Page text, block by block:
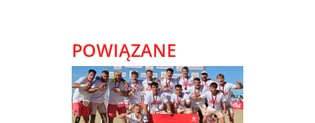
POWIĄZANE